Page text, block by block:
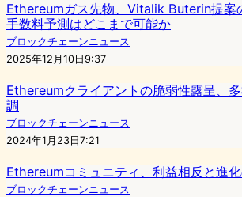
Ethereumガス先物、Vitalik Buterin提案
手数料予測はどこまで可能か
ブロックチェーンニュース
2025年12月10日9:37
Ethereumクライアントの脆弱性露呈、
調
ブロックチェーンニュース
2024年1月23日7:21
Ethereumコミュニティ、利益相反と進
ブロックチェーンニュース